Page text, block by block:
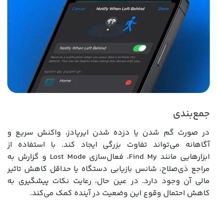
جمع‌بندی
در صورت گم شدن یا دزده شدن ایرپادز، واکنش سریع و
آگاهانه می‌تواند تفاوت بزرگی ایجاد کند. با استفاده از
ابزارهایی مانند Find My، فعال‌سازی Lost Mode و گزارش به
مراجع ذی‌صلاح، شانس بازیابی دستگاه یا حداقل کاهش تاثیر
مالی آن وجود دارد. در عین حال، رعایت نکات پیشگیری به
کاهش احتمال وقوع این وضعیت در آینده کمک می‌کند.